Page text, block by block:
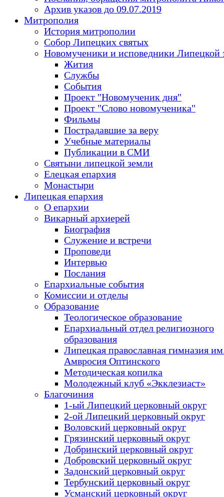
Архив указов до 09.07.2019
Митрополия
История митрополии
Собор Липецких святых
Новомученики и исповедники Липецкой
Жития
Службы
События
Проект "Новомученик дня"
Проект "Слово новомученика"
Фильмы
Пострадавшие за веру
Учебные материалы
Публикации в СМИ
Святыни липецкой земли
Елецкая епархия
Монастыри
Липецкая епархия
О епархии
Викарный архиерей
Биография
Служение и встречи
Проповеди
Интервью
Послания
Епархиальные события
Комиссии и отделы
Образование
Теологическое образование
Епархиальный отдел религиозного
образования
Липецкая православная гимназия
Амвросия Оптинского
Методическая копилка
Молодежный клуб «Экклезиаст»
Благочиния
1-ый Липецкий церковный округ
2-ой Липецкий церковный округ
Воловский церковный округ
Грязинский церковный округ
Добринский церковный округ
Добровский церковный округ
Задонский церковный округ
Тербунский церковный округ
Усманский церковный округ